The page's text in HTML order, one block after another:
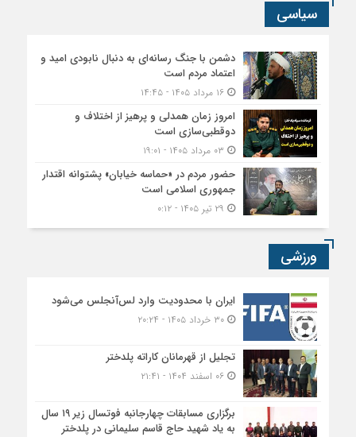
سیاسی
دشمن با جنگ رسانه‌ای به دنبال نابودی امید و
اعتماد مردم است
۱۶ مرداد ۱۴۰۵ - ۱۴:۴۵
امروز زمان همدلی و پرهیز از اختلاف و
دوقطبی‌سازی است
حضور مردم در «حماسه خیابان» پشتوانه اقتدار
جمهوری اسلامی است
ورزشی
ایران با محدودیت وارد لس‌آنجلس می‌شود
۳۰ خرداد ۱۴۰۵ - ۲۰:۲۴
تجلیل از قهرمانان کاراته پلدختر
۰۶ اسفند ۱۴۰۴ - ۲۱:۴۱
برگزاری مسابقات چهارجانبه فوتسال زیر ۱۹ سال
به یاد شهید حاج قاسم سلیمانی در پلدختر